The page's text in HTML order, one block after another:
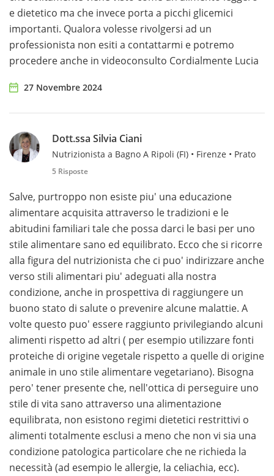
e dietetico ma che invece porta a picchi glicemici
importanti. Qualora volesse rivolgersi ad un
professionista non esiti a contattarmi e potremo
procedere anche in videoconsulto Cordialmente Lucia
27 Novembre 2024
Dott.ssa Silvia Ciani
Nutrizionista a Bagno A Ripoli (FI) • Firenze • Prato
5 Risposte
Salve, purtroppo non esiste piu' una educazione
alimentare acquisita attraverso le tradizioni e le
abitudini familiari tale che possa darci le basi per uno
stile alimentare sano ed equilibrato. Ecco che si ricorre
alla figura del nutrizionista che ci puo' indirizzare anche
verso stili alimentari piu' adeguati alla nostra
condizione, anche in prospettiva di raggiungere un
buono stato di salute o prevenire alcune malattie. A
volte questo puo' essere raggiunto privilegiando alcuni
alimenti rispetto ad altri ( per esempio utilizzare fonti
proteiche di origine vegetale rispetto a quelle di origine
animale in uno stile alimentare vegetariano). Bisogna
pero' tener presente che, nell'ottica di perseguire uno
stile di vita sano attraverso una alimentazione
equilibrata, non esistono regimi dietetici restrittivi o
alimenti totalmente esclusi a meno che non vi sia una
condizione patologica particolare che ne richieda la
necessità (ad esempio le allergie, la celiachia, ecc).